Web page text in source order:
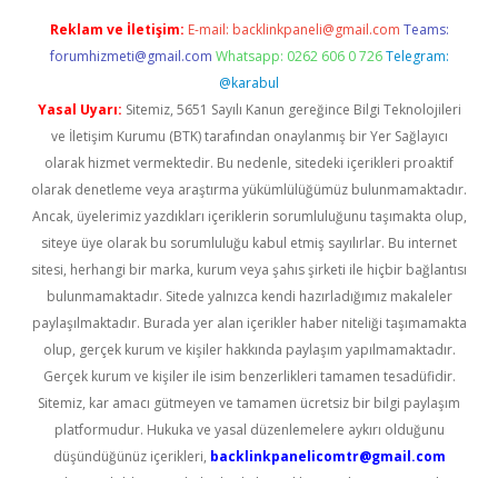
Reklam ve İletişim: E-mail: backlinkpaneli@gmail.com Teams:
forumhizmeti@gmail.com Whatsapp: 0262 606 0 726 Telegram:
@karabul
Yasal Uyarı: Sitemiz, 5651 Sayılı Kanun gereğince Bilgi Teknolojileri
ve İletişim Kurumu (BTK) tarafından onaylanmış bir Yer Sağlayıcı
olarak hizmet vermektedir. Bu nedenle, sitedeki içerikleri proaktif
olarak denetleme veya araştırma yükümlülüğümüz bulunmamaktadır.
Ancak, üyelerimiz yazdıkları içeriklerin sorumluluğunu taşımakta olup,
siteye üye olarak bu sorumluluğu kabul etmiş sayılırlar. Bu internet
sitesi, herhangi bir marka, kurum veya şahıs şirketi ile hiçbir bağlantısı
bulunmamaktadır. Sitede yalnızca kendi hazırladığımız makaleler
paylaşılmaktadır. Burada yer alan içerikler haber niteliği taşımamakta
olup, gerçek kurum ve kişiler hakkında paylaşım yapılmamaktadır.
Gerçek kurum ve kişiler ile isim benzerlikleri tamamen tesadüfidir.
Sitemiz, kar amacı gütmeyen ve tamamen ücretsiz bir bilgi paylaşım
platformudur. Hukuka ve yasal düzenlemelere aykırı olduğunu
düşündüğünüz içerikleri, backlinkpanelicomtr@gmail.com